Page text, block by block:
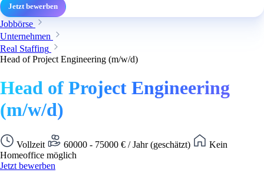
Jetzt bewerben
Jobbörse
Unternehmen
Real Staffing
Head of Project Engineering (m/w/d)
Head of Project Engineering
(m/w/d)
Vollzeit 60000 - 75000 € / Jahr (geschätzt)
Kein
Homeoffice möglich
Jetzt bewerben